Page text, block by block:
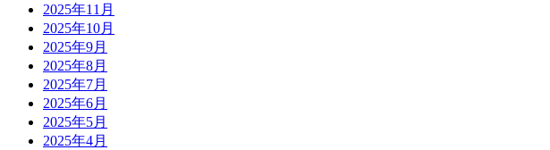
2025年11月
2025年10月
2025年9月
2025年8月
2025年7月
2025年6月
2025年5月
2025年4月